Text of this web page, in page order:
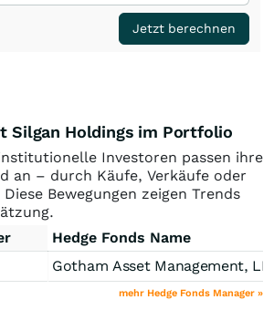
Jetzt berechnen
Silgan Holdings im Portfolio
Investoren passen ihre
an – durch Käufe, Verkäufe oder
Bewegungen zeigen Trends
Hedge Fonds Name
Gotham Asset Management,
mehr Hedge Fonds Manager »